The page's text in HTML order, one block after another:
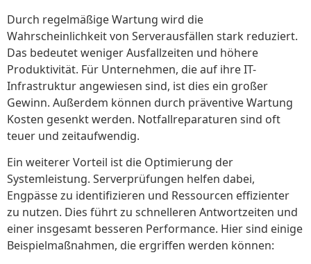
Durch regelmäßige Wartung wird die
Wahrscheinlichkeit von Serverausfällen stark reduziert.
Das bedeutet weniger Ausfallzeiten und höhere
Produktivität. Für Unternehmen, die auf ihre IT-
Infrastruktur angewiesen sind, ist dies ein großer
Gewinn. Außerdem können durch präventive Wartung
Kosten gesenkt werden. Notfallreparaturen sind oft
teuer und zeitaufwendig.
Ein weiterer Vorteil ist die Optimierung der
Systemleistung. Serverprüfungen helfen dabei,
Engpässe zu identifizieren und Ressourcen effizienter
zu nutzen. Dies führt zu schnelleren Antwortzeiten und
einer insgesamt besseren Performance. Hier sind einige
Beispielmaßnahmen, die ergriffen werden können: